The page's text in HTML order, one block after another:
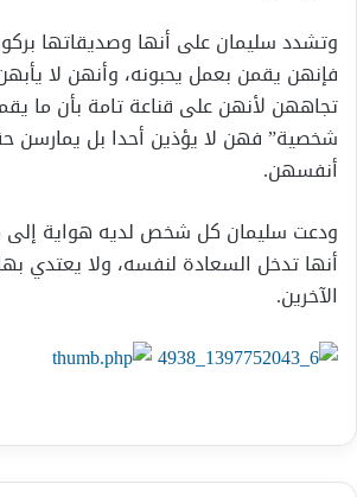
وتشدد سليمان على أنها وصديقاتها
فإنهن يقمن بعمل يحبونه، وأنهن لا
تجاههن لأنهن على قناعة تامة بأن ما
شخصية” فهن لا يؤذين أحدا بل
أنفسهن.
ودعت سليمان كل شخص لديه هواية إلى
أنها تدخل السعادة لنفسه، ولا يعتدي
الآخرين.